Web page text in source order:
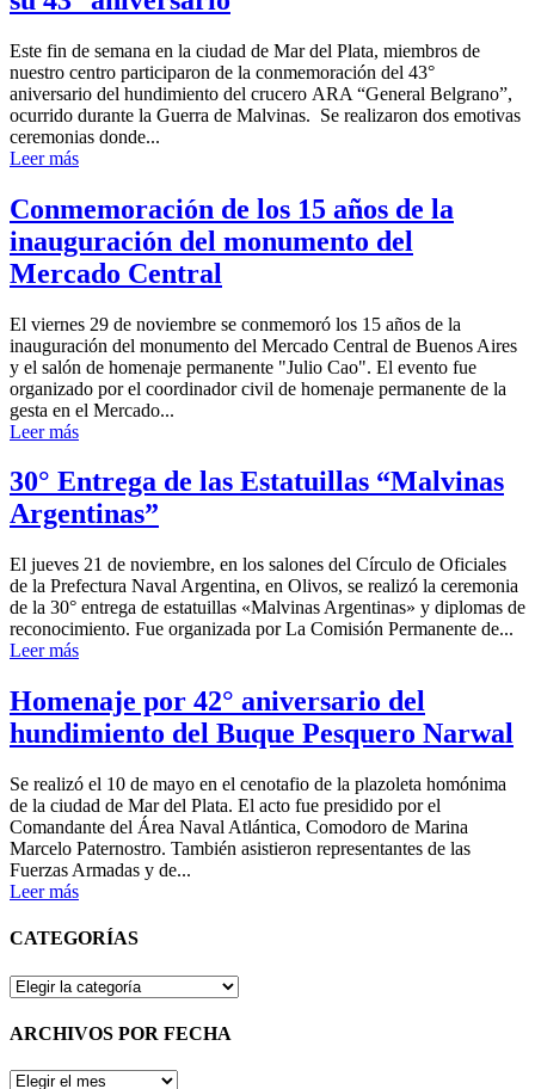
Este fin de semana en la ciudad de Mar del Plata, miembros de
nuestro centro participaron de la conmemoración del 43°
aniversario del hundimiento del crucero ARA “General Belgrano”,
ocurrido durante la Guerra de Malvinas. Se realizaron dos emotivas
ceremonias donde...
Leer más
Conmemoración de los 15 años de la
inauguración del monumento del
Mercado Central
El viernes 29 de noviembre se conmemoró los 15 años de la
inauguración del monumento del Mercado Central de Buenos Aires
y el salón de homenaje permanente "Julio Cao". El evento fue
organizado por el coordinador civil de homenaje permanente de la
gesta en el Mercado...
Leer más
30° Entrega de las Estatuillas “Malvinas
Argentinas”
El jueves 21 de noviembre, en los salones del Círculo de Oficiales
de la Prefectura Naval Argentina, en Olivos, se realizó la ceremonia
de la 30° entrega de estatuillas «Malvinas Argentinas» y diplomas de
reconocimiento. Fue organizada por La Comisión Permanente de...
Leer más
Homenaje por 42° aniversario del
hundimiento del Buque Pesquero Narwal
Se realizó el 10 de mayo en el cenotafio de la plazoleta homónima
de la ciudad de Mar del Plata. El acto fue presidido por el
Comandante del Área Naval Atlántica, Comodoro de Marina
Marcelo Paternostro. También asistieron representantes de las
Fuerzas Armadas y de...
Leer más
CATEGORÍAS
CATEGORÍAS
ARCHIVOS POR FECHA
ARCHIVOS